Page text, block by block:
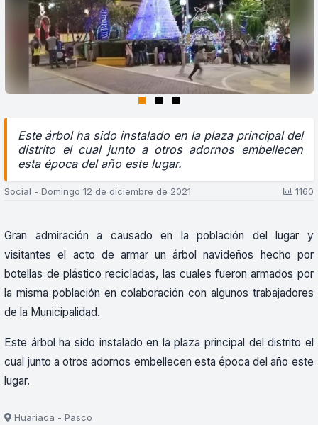
Este árbol ha sido instalado en la plaza principal del
distrito el cual junto a otros adornos embellecen
esta época del año este lugar.
Social - Domingo 12 de diciembre de 2021 1160
Gran admiración a causado en la población del lugar y
visitantes el acto de armar un árbol navideños hecho por
botellas de plástico recicladas, las cuales fueron armados por
la misma población en colaboración con algunos trabajadores
de la Municipalidad.
Este árbol ha sido instalado en la plaza principal del distrito el
cual junto a otros adornos embellecen esta época del año este
lugar.
Huariaca - Pasco